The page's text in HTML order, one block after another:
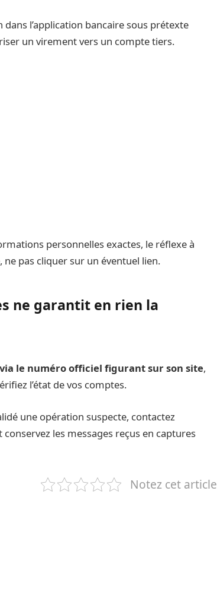
l’application bancaire sous prétexte
un virement vers un compte tiers.
personnelles exactes, le réflexe à
pas cliquer sur un éventuel lien.
ne garantit en rien la
via le numéro officiel figurant sur son site,
l’état de vos comptes.
une opération suspecte, contactez
les messages reçus en captures
Notez cet article